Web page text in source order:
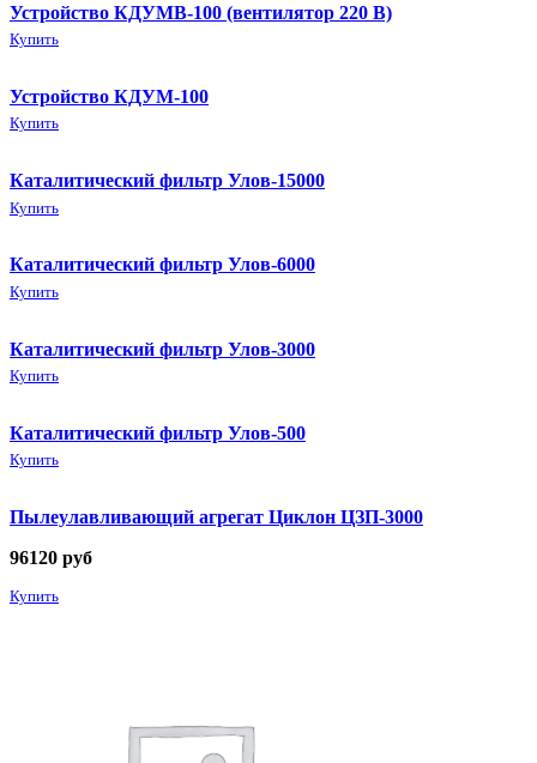
Устройство КДУМВ-100 (вентилятор 220 В)
Купить
Устройство КДУМ-100
Купить
Каталитический фильтр Улов-15000
Купить
Каталитический фильтр Улов-6000
Купить
Каталитический фильтр Улов-3000
Купить
Каталитический фильтр Улов-500
Купить
Пылеулавливающий агрегат Циклон ЦЗП-3000
96120 руб
Купить